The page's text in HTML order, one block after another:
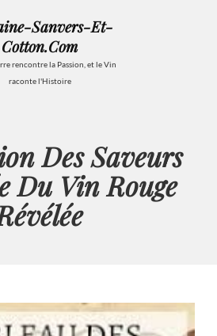
Sanvers-Et-
Cotton.com
rencontre la Passion, et le Vin
raconte l'Histoire
Des Saveurs
Du Vin Rouge